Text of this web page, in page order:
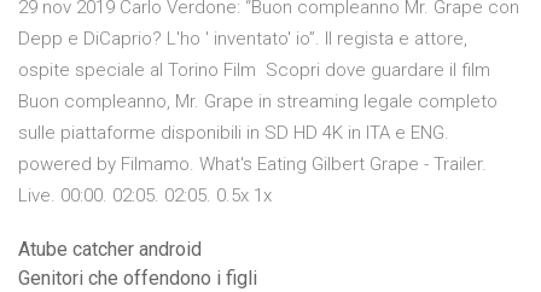
29 nov 2019 Carlo Verdone: “Buon compleanno Mr. Grape con
Depp e DiCaprio? L'ho ' inventato' io”. Il regista e attore,
ospite speciale al Torino Film Scopri dove guardare il film
Buon compleanno, Mr. Grape in streaming legale completo
sulle piattaforme disponibili in SD HD 4K in ITA e ENG.
powered by Filmamo. What's Eating Gilbert Grape - Trailer.
Live. 00:00. 02:05. 02:05. 0.5x 1x
Atube catcher android
Genitori che offendono i figli